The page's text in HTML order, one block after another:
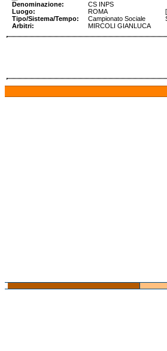
Denominazione:
CS INPS
Luogo:
ROMA
Tipo/Sistema/Tempo:
Campionato Sociale
Arbitri:
MIRCOLI GIANLUCA